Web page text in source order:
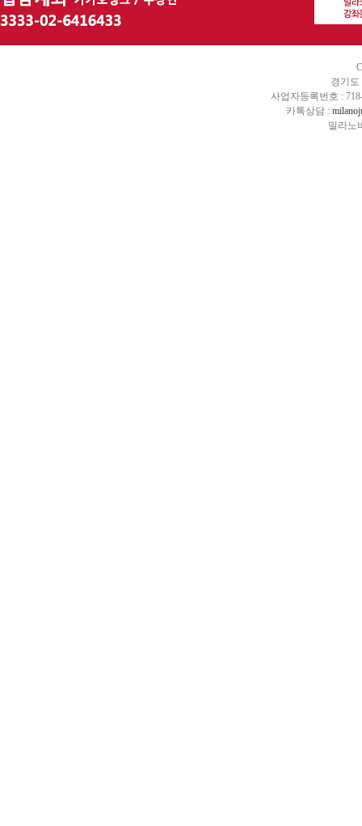
경기도
사업자등록번호 :
카톡상담 :
밀라노